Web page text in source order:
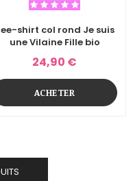
shirt col rond Je suis
une Vilaine Fille bio
24,90 €
ACHETER